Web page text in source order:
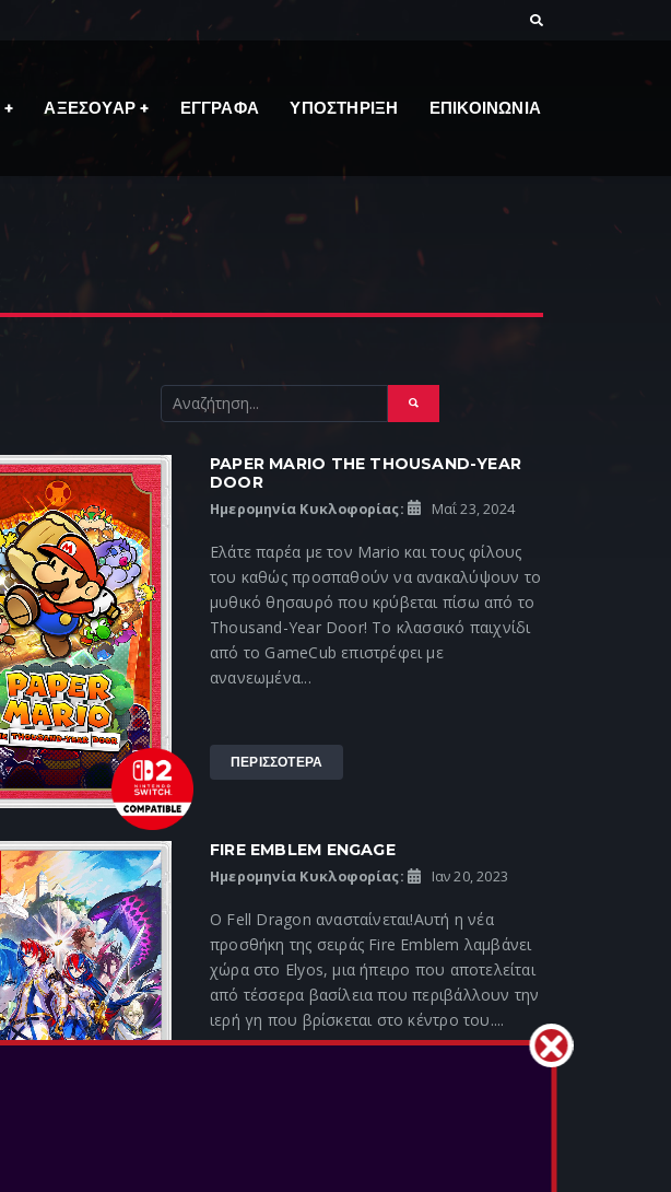
ΑΞΕΣΟΥΑΡ ΕΓΓΡΑΦΑ ΥΠΟΣΤΗΡΙΞΗ ΕΠΙΚΟΙΝΩΝΙΑ
PAPER MARIO THE THOUSAND-YEAR
DOOR
Ημερομηνία Κυκλοφορίας: Μαΐ 23, 2024
Ελάτε παρέα με τον Mario και τους φίλους
του καθώς προσπαθούν να ανακαλύψουν το
μυθικό θησαυρό που κρύβεται πίσω από το
Thousand-Year Door! Το κλασσικό παιχνίδι
από το GameCub επιστρέφει με
ανανεωμένα...
ΠΕΡΙΣΣΟΤΕΡΑ
FIRE EMBLEM ENGAGE
Ημερομηνία Κυκλοφορίας: Ιαν 20, 2023
Ο Fell Dragon ανασταίνεται!Αυτή η νέα
προσθήκη της σειράς Fire Emblem λαμβάνει
χώρα στο Elyos, μια ήπειρο που αποτελείται
από τέσσερα βασίλεια που περιβάλλουν την
ιερή γη που βρίσκεται στο κέντρο του....